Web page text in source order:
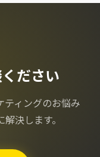
ださい
ティングのお悩み
決します。